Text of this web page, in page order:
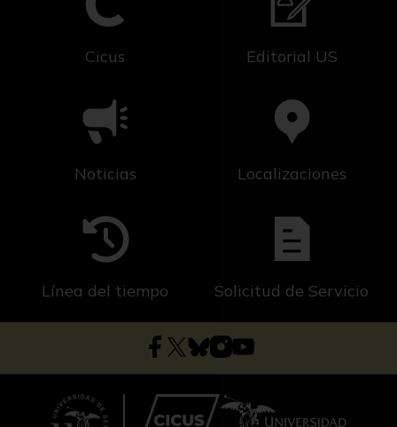
Cicus Editorial US
Noticias Localizaciones
Línea del tiempo Solicitud de Servicio